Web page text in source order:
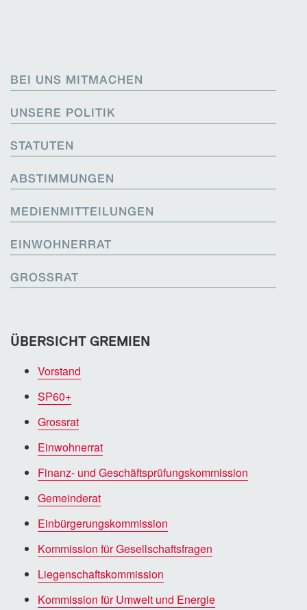
BEI UNS MITMACHEN
UNSERE POLITIK
STATUTEN
ABSTIMMUNGEN
MEDIENMITTEILUNGEN
EINWOHNERRAT
GROSSRAT
ÜBERSICHT GREMIEN
Vorstand
SP60+
Grossrat
Einwohnerrat
Finanz- und Geschäftsprüfungskommission
Gemeinderat
Einbürgerungskommission
Kommission für Gesellschaftsfragen
Liegenschaftskommission
Kommission für Umwelt und Energie